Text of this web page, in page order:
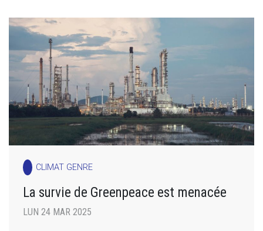
CLIMAT GENRE
La survie de Greenpeace est menacée
LUN 24 MAR 2025